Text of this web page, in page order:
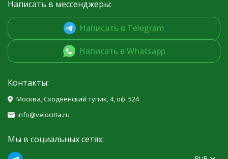
Написать в мессенджеры:
Написать в Telegram
Написать в Whatsapp
Контакты:
Москва, Сходненский тупик, 4, оф. 524
info@velocitta.ru
Мы в социальных сетях: